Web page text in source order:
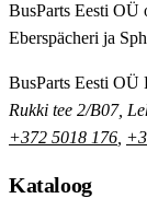
BusParts Eesti OÜ
Eberspächeri ja
BusParts Eesti OÜ
Rukki tee 2/B07,
+372 5018 176
Kataloog